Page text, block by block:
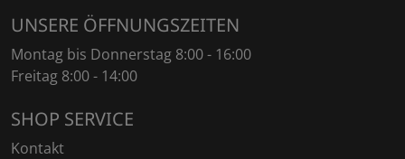
UNSERE ÖFFNUNGSZEITEN
Montag bis Donnerstag 8:00 - 16:00
Freitag 8:00 - 14:00
SHOP SERVICE
Kontakt